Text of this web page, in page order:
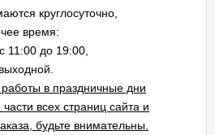
круглосуточно,
время:
11:00 до 19:00,
в праздничные дни
всех страниц сайта и
будьте внимательны.